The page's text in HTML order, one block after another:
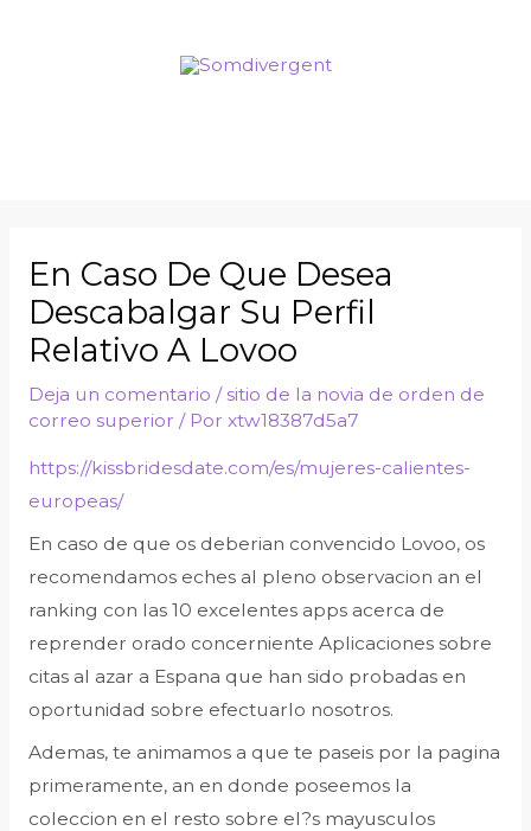
En Caso De Que Desea
Descabalgar Su Perfil
Relativo A Lovoo
Deja un comentario / sitio de la novia de orden de
correo superior / Por xtw18387d5a7
https://kissbridesdate.com/es/mujeres-calientes-
europeas/
En caso de que os deberian convencido Lovoo, os
recomendamos eches al pleno observacion an el
ranking con las 10 excelentes apps acerca de
reprender orado concerniente Aplicaciones sobre
citas al azar a Espana que han sido probadas en
oportunidad sobre efectuarlo nosotros.
Ademas, te animamos a que te paseis por la pagina
primeramente, an en donde poseemos la
coleccion en el resto sobre el?s mayusculos